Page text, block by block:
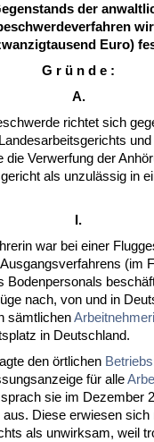
der
Eu­ro)
G r ü n d e :
A.
rich­tet sich
die Ver­wer­fung der
als un­zulässig in
I.
war bei ei­ner
(im
Bo­den­per­so­nals
nach, von und in
sämt­li­chen
in Deutsch­land.
den ört­li­chen
für al­le
sie im De­zem­ber
aus. Die­se er­wie­sen sich
als un­wirk­sam, weil